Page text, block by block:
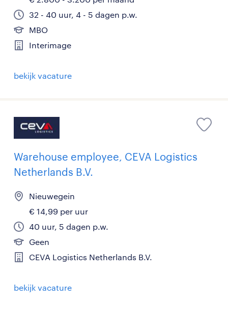
32 - 40 uur, 4 - 5 dagen p.w.
MBO
Interimage
bekijk vacature
Warehouse employee, CEVA Logistics
Netherlands B.V.
Nieuwegein
€ 14,99 per uur
40 uur, 5 dagen p.w.
Geen
CEVA Logistics Netherlands B.V.
bekijk vacature